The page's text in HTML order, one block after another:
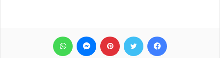
فيسبوك تويتر بينتيريست ماسنجر